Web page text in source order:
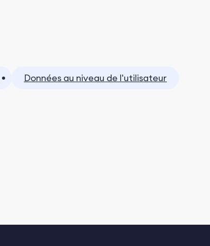
Données au niveau de l'utilisateur